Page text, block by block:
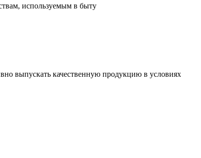
используемым в быту
выпускать качественную продукцию в условиях